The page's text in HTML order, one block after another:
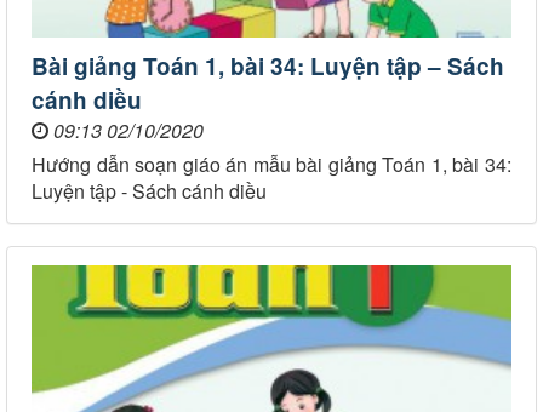
Bài giảng Toán 1, bài 34: Luyện tập – Sách
cánh diều
09:13 02/10/2020
Hướng dẫn soạn giáo án mẫu bài giảng Toán 1, bài 34:
Luyện tập - Sách cánh diều